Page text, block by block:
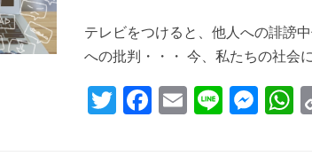
日
テレビをつけると、他人への誹謗
への批判・・・ 今、私たちの社会
T Fa E Li M